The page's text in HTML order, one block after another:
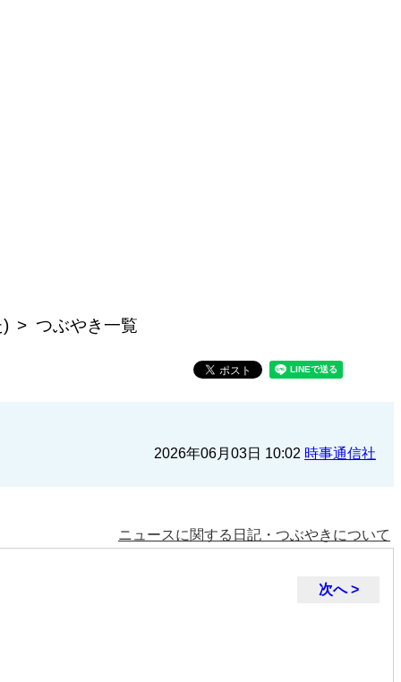
つぶやき一覧
2026年06月03日 10:02 時事通信社
ニュースに関する日記・つぶやきについて
次へ >